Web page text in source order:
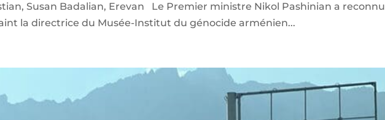
Susan Badalian, Erevan Le Premier ministre Nikol Pashinian a reconnu
la directrice du Musée-Institut du génocide arménien...